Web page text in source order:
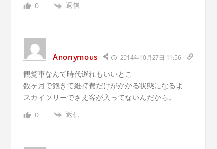
0 返信
Anonymous 2014年10月27日 11:56
観覧車なんて時代遅れもいいとこ
数ヶ月で飽きて維持費だけがかかる状態になるよ
スカイツリーでさえ客が入ってないんだから。
0 返信